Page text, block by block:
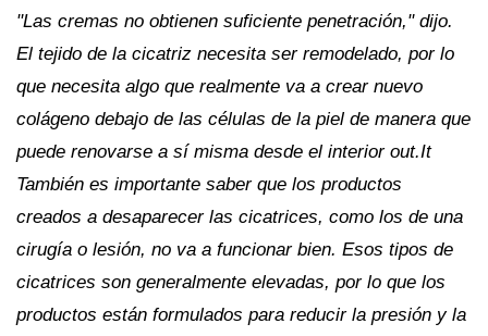
"Las cremas no obtienen suficiente penetración," dijo.
El tejido de la cicatriz necesita ser remodelado, por lo
que necesita algo que realmente va a crear nuevo
colágeno debajo de las células de la piel de manera que
puede renovarse a sí misma desde el interior out.It
También es importante saber que los productos
creados a desaparecer las cicatrices, como los de una
cirugía o lesión, no va a funcionar bien. Esos tipos de
cicatrices son generalmente elevadas, por lo que los
productos están formulados para reducir la presión y la